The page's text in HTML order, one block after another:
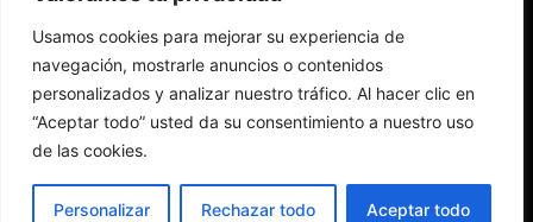
Usamos cookies para mejorar su experiencia de
navegación, mostrarle anuncios o contenidos
personalizados y analizar nuestro tráfico. Al hacer clic en
“Aceptar todo” usted da su consentimiento a nuestro uso
de las cookies.
Personalizar Rechazar todo Aceptar todo
Una mirada alternativa sobre la Iglesia católica y la sociedad
- Colectivos de Redes Cristianas